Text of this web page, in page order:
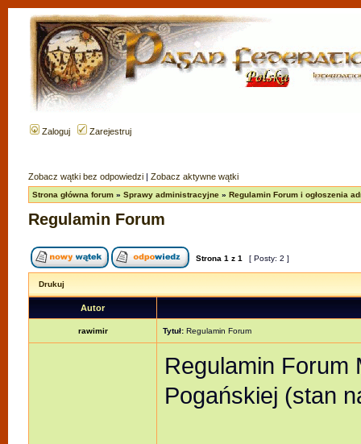
Zaloguj Zarejestruj
Zobacz wątki bez odpowiedzi | Zobacz aktywne wątki
Strona główna forum » Sprawy administracyjne » Regulamin Forum i ogłoszenia
Regulamin Forum
Strona 1 z 1 [ Posty: 2 ]
Drukuj
Autor
rawimir Tytuł: Regulamin Forum
Regulamin Forum
Pogańskiej (stan